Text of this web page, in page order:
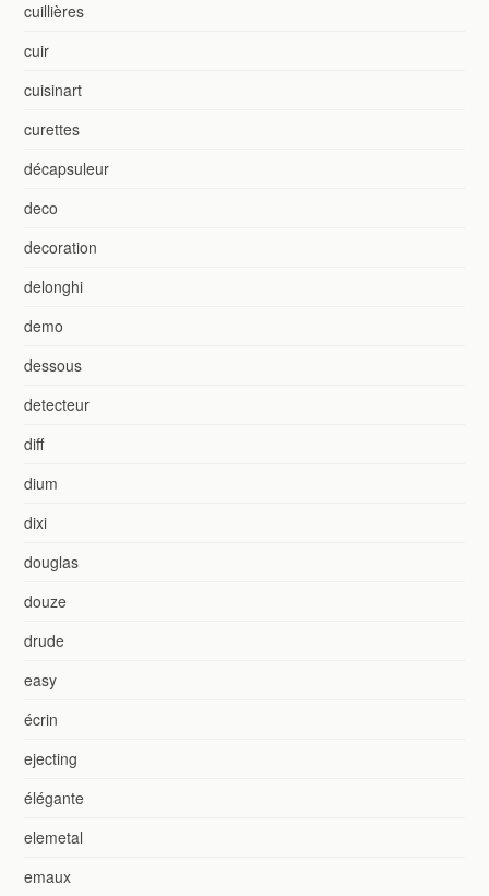
cuillières
cuir
cuisinart
curettes
décapsuleur
deco
decoration
delonghi
demo
dessous
detecteur
diff
dium
dixi
douglas
douze
drude
easy
écrin
ejecting
élégante
elemetal
emaux